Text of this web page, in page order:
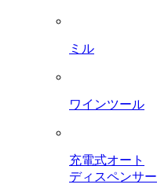
ミル
ワインツール
充電式オート
ディスペンサー